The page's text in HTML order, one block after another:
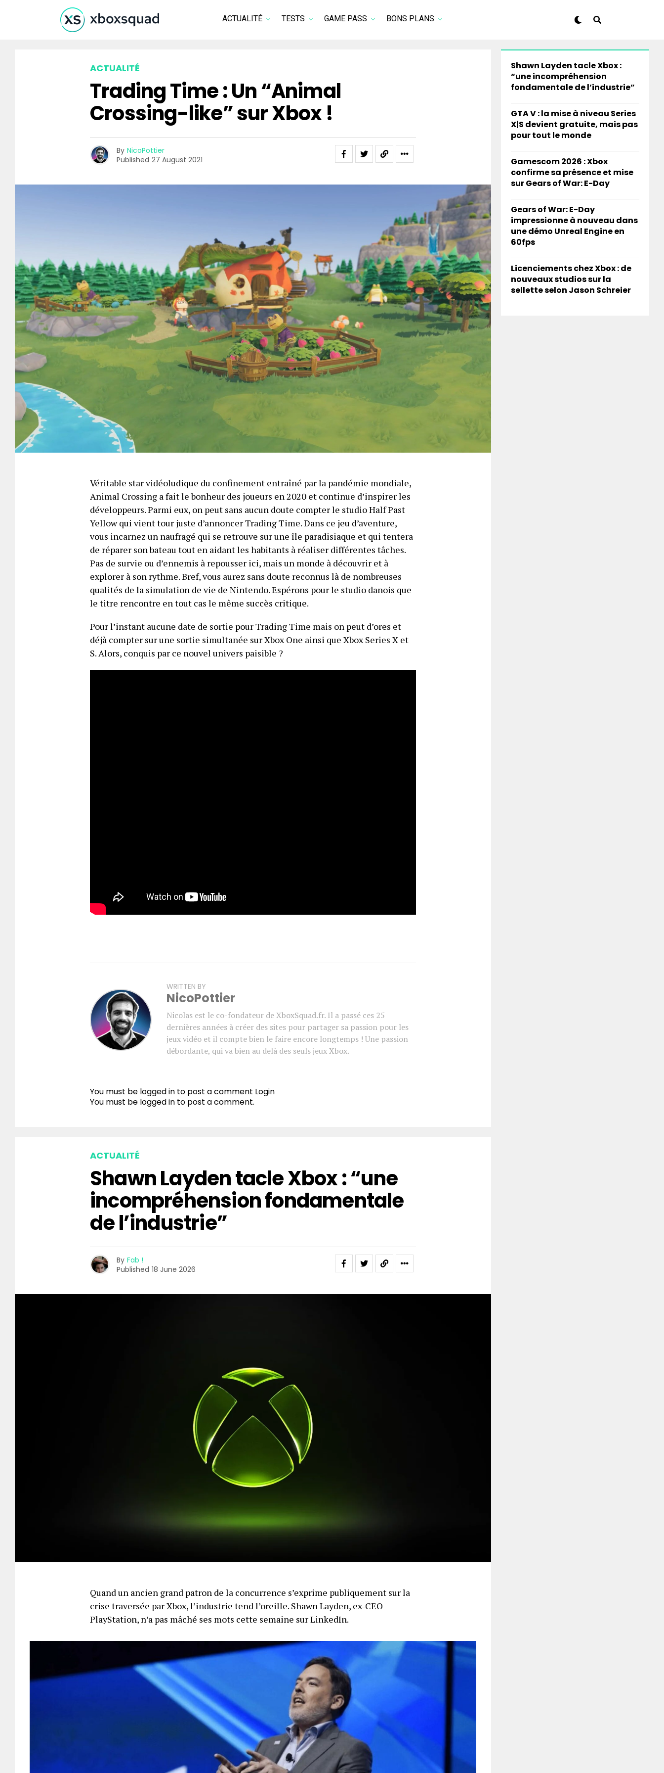
ACTUALITÉ TESTS GAME PASS BONS PLANS
ACTUALITÉ
Trading Time : Un “Animal
Crossing-like” sur Xbox !
By NicoPottier
Published 27 August 2021
Véritable star vidéoludique du confinement entraîné par la pandémie mondiale,
Animal Crossing a fait le bonheur des joueurs en 2020 et continue d’inspirer les
développeurs. Parmi eux, on peut sans aucun doute compter le studio Half Past
Yellow qui vient tour juste d’annoncer Trading Time. Dans ce jeu d’aventure,
vous incarnez un naufragé qui se retrouve sur une île paradisiaque et qui tentera
de réparer son bateau tout en aidant les habitants à réaliser différentes tâches.
Pas de survie ou d’ennemis à repousser ici, mais un monde à découvrir et à
explorer à son rythme. Bref, vous aurez sans doute reconnus là de nombreuses
qualités de la simulation de vie de Nintendo. Espérons pour le studio danois que
le titre rencontre en tout cas le même succès critique.
Pour l’instant aucune date de sortie pour Trading Time mais on peut d’ores et
déjà compter sur une sortie simultanée sur Xbox One ainsi que Xbox Series X et
S. Alors, conquis par ce nouvel univers paisible ?
WRITTEN BY
NicoPottier
Nicolas est le co-fondateur de XboxSquad.fr. Il a passé ces 25
dernières années à créer des sites pour partager sa passion pour les
jeux vidéo et il compte bien le faire encore longtemps ! Une passion
débordante, qui va bien au delà des seuls jeux Xbox.
You must be logged in to post a comment Login
You must be logged in to post a comment.
ACTUALITÉ
Shawn Layden tacle Xbox : “une
incompréhension fondamentale
de l’industrie”
By Fab !
Published 18 June 2026
Quand un ancien grand patron de la concurrence s’exprime publiquement sur la
crise traversée par Xbox, l’industrie tend l’oreille. Shawn Layden, ex-CEO
PlayStation, n’a pas mâché ses mots cette semaine sur LinkedIn.
Shawn Layden tacle Xbox :
“une incompréhension
fondamentale de l’industrie”
GTA V : la mise à niveau Series
X|S devient gratuite, mais pas
pour tout le monde
Gamescom 2026 : Xbox
confirme sa présence et mise
sur Gears of War: E-Day
Gears of War: E-Day
impressionne à nouveau dans
une démo Unreal Engine en
60fps
Licenciements chez Xbox : de
nouveaux studios sur la
sellette selon Jason Schreier